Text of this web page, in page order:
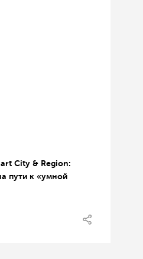
City & Region:
пути к «умной